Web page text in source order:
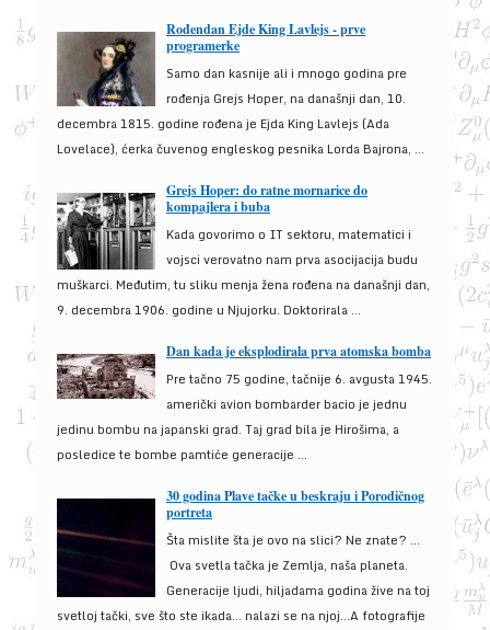
Rođendan Ejde King Lavlejs - prve
programerke
Samo dan kasnije ali i mnogo godina pre
rođenja Grejs Hoper, na današnji dan, 10.
decembra 1815. godine rođena je Ejda King Lavlejs (Ada
Lovelace), ćerka čuvenog engleskog pesnika Lorda Bajrona, ...
Grejs Hoper: do ratne mornarice do
kompajlera i buba
Kada govorimo o IT sektoru, matematici i
vojsci verovatno nam prva asocijacija budu
muškarci. Međutim, tu sliku menja žena rođena na današnji dan,
9. decembra 1906. godine u Njujorku. Doktorirala ...
Dan kada je eksplodirala prva atomska bomba
Pre tačno 75 godine, tačnije 6. avgusta 1945.
američki avion bombarder bacio je jednu
jedinu bombu na japanski grad. Taj grad bila je Hirošima, a
posledice te bombe pamtiće generacije ...
30 godina Plave tačke u beskraju i Porodičnog
portreta
Šta mislite šta je ovo na slici? Ne znate? …
Ova svetla tačka je Zemlja, naša planeta.
Generacije ljudi, hiljadama godina žive na toj
svetloj tački, sve što ste ikada… nalazi se na njoj…A fotografije